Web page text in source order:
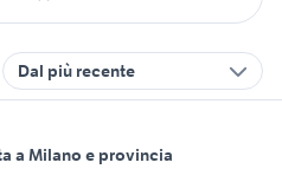
Dal più recente
a Milano e provincia